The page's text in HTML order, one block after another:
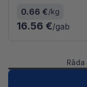
0.66 €/kg
16.56 €/gab
Rāda